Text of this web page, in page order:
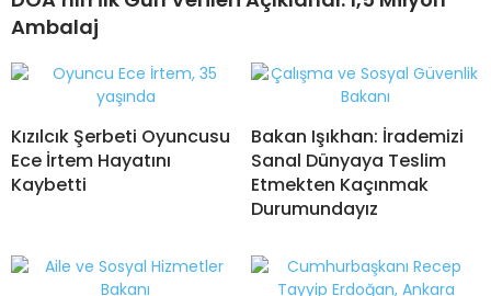
Ambalaj
Kızılcık Şerbeti Oyuncusu
Ece İrtem Hayatını
Kaybetti
Bakan Işıkhan: İrademizi
Sanal Dünyaya Teslim
Etmekten Kaçınmak
Durumundayız